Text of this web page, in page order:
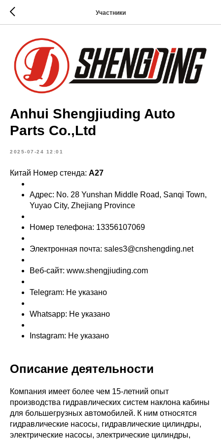
Участники
Anhui Shengjiuding Auto
Parts Co.,Ltd
2025-07-24 12:01
Китай Номер стенда: A27
Адрес: No. 28 Yunshan Middle Road, Sanqi Town,
Yuyao City, Zhejiang Province
Номер телефона: 13356107069
Электронная почта: sales3@cnshengding.net
Веб-сайт: www.shengjiuding.com
Telegram: Не указано
Whatsapp: Не указано
Instagram: Не указано
Описание деятельности
Компания имеет более чем 15-летний опыт
производства гидравлических систем наклона кабины
для большегрузных автомобилей. К ним относятся
гидравлические насосы, гидравлические цилиндры,
электрические насосы, электрические цилиндры,